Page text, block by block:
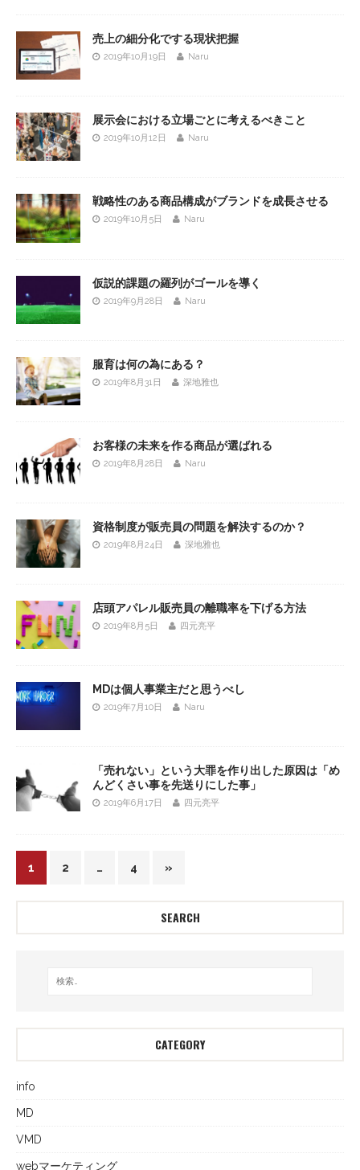
売上の細分化でする現状把握
2019年10月19日 Naru
展示会における立場ごとに考えるべきこと
2019年10月12日 Naru
戦略性のある商品構成がブランドを成長させる
2019年10月5日 Naru
仮説的課題の羅列がゴールを導く
2019年9月28日 Naru
服育は何の為にある？
2019年8月31日 深地雅也
お客様の未来を作る商品が選ばれる
2019年8月28日 Naru
資格制度が販売員の問題を解決するのか？
2019年8月24日 深地雅也
店頭アパレル販売員の離職率を下げる方法
2019年8月5日 四元亮平
MDは個人事業主だと思うべし
2019年7月10日 Naru
「売れない」という大罪を作り出した原因は「め
んどくさい事を先送りにした事」
2019年6月17日 四元亮平
1 2 … 4 »
SEARCH
CATEGORY
info
MD
VMD
webマーケティング